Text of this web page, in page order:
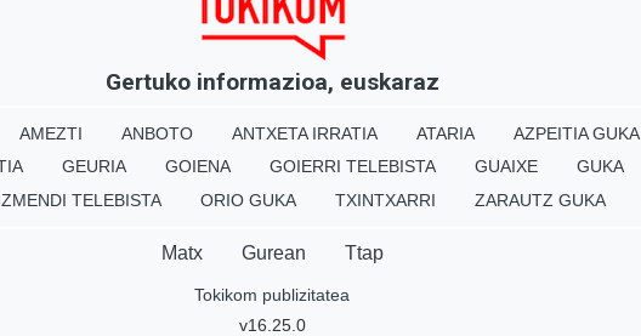
Gertuko informazioa, euskaraz
AMEZTI ANBOTO ANTXETA IRRATIA ATARIA AZPEITIA GUKA
GEURIA GOIENA GOIERRI TELEBISTA GUAIXE GUKA
TELEBISTA ORIO GUKA TXINTXARRI ZARAUTZ GUKA
Matx Gurean Ttap
Tokikom publizitatea
v16.25.0